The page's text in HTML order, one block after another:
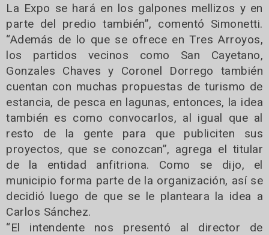
La Expo se hará en los galpones mellizos y en
parte del predio también”, comentó Simonetti.
“Además de lo que se ofrece en Tres Arroyos,
los partidos vecinos como San Cayetano,
Gonzales Chaves y Coronel Dorrego también
cuentan con muchas propuestas de turismo de
estancia, de pesca en lagunas, entonces, la idea
también es como convocarlos, al igual que al
resto de la gente para que publiciten sus
proyectos, que se conozcan”, agrega el titular
de la entidad anfitriona. Como se dijo, el
municipio forma parte de la organización, así se
decidió luego de que se le planteara la idea a
Carlos Sánchez.
“El intendente nos presentó al director de